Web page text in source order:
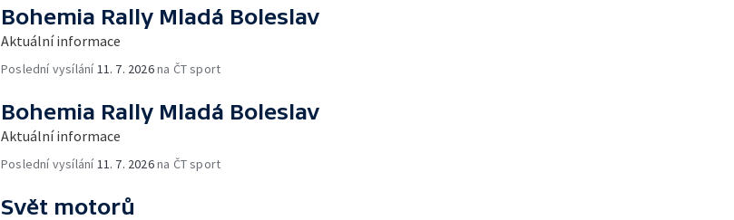
Bohemia Rally Mladá Boleslav
Aktuální informace
Poslední vysílání 11. 7. 2026na ČT sport
Bohemia Rally Mladá Boleslav
Aktuální informace
Poslední vysílání 11. 7. 2026na ČT sport
Svět motorů